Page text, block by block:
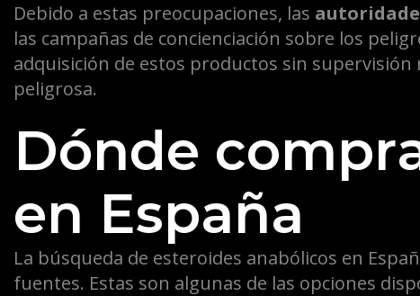
Debido a estas preocupaciones, las
las campañas de concienciación sobre los
adquisición de estos productos sin supervisión
peligrosa.
Dónde
en España
La búsqueda de esteroides anabólicos en
fuentes. Estas son algunas de las opciones